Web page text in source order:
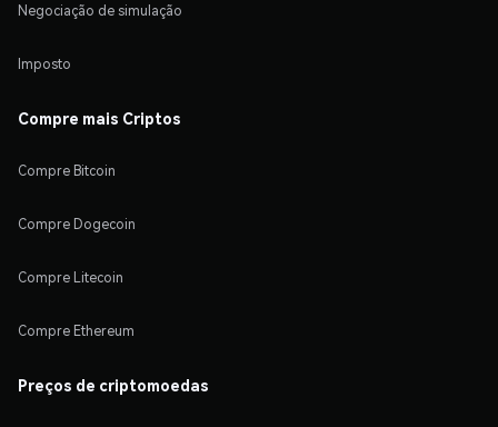
Negociação de simulação
Imposto
Compre mais Criptos
Compre Bitcoin
Compre Dogecoin
Compre Litecoin
Compre Ethereum
Preços de criptomoedas